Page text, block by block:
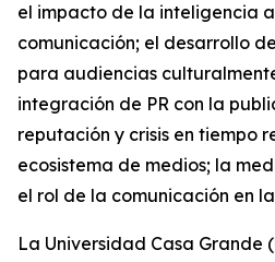
el impacto de la inteligencia
comunicación; el desarrollo
para audiencias
integración de PR con la
reputación y crisis en tiempo
ecosistema de medios; la
el rol de la comunicación en
La Universidad Casa Grande